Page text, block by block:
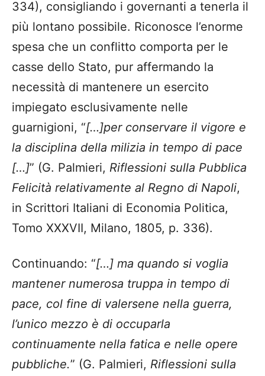
334), consigliando i governanti a tenerla il
più lontano possibile. Riconosce l’enorme
spesa che un conflitto comporta per le
casse dello Stato, pur affermando la
necessità di mantenere un esercito
impiegato esclusivamente nelle
guarnigioni, “[…]per conservare il vigore e
la disciplina della milizia in tempo di pace
[…]” (G. Palmieri, Riflessioni sulla Pubblica
Felicità relativamente al Regno di Napoli,
in Scrittori Italiani di Economia Politica,
Tomo XXXVII, Milano, 1805, p. 336).
Continuando: “[…] ma quando si voglia
mantener numerosa truppa in tempo di
pace, col fine di valersene nella guerra,
l’unico mezzo è di occuparla
continuamente nella fatica e nelle opere
pubbliche.” (G. Palmieri, Riflessioni sulla